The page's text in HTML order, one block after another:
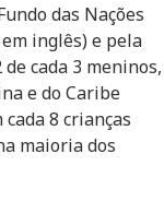
das Nações
inglês) e pela
cada 3 meninos,
e do Caribe
8 crianças
maioria dos